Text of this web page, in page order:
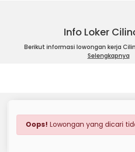
Info Loker
Berikut informasi lowongan kerja
Selengkapnya
Oops! Lowongan yang dicari